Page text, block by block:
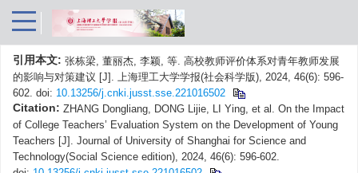
引用本文: 张栋梁, 董丽杰, 李颖, 等. 高校教师评价体系对青年教师发展
的影响与对策建议 [J]. 上海理工大学学报(社会科学版), 2024, 46(6): 596-
602. doi: 10.13256/j.cnki.jusst.sse.221016502
Citation: ZHANG Dongliang, DONG Lijie, LI Ying, et al. On the Impact
of College Teachers’ Evaluation System on the Development of Young
Teachers [J]. Journal of University of Shanghai for Science and
Technology(Social Science edition), 2024, 46(6): 596-602.